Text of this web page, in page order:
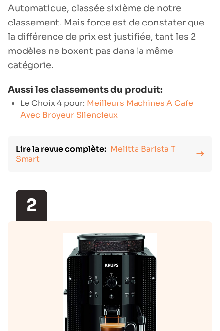
Automatique, classée sixième de notre
classement. Mais force est de constater que
la différence de prix est justifiée, tant les 2
modèles ne boxent pas dans la même
catégorie.
Aussi les classements du produit:
Le Choix 4 pour: Meilleurs Machines A Cafe
Avec Broyeur Silencieux
Lire la revue complète: Melitta Barista T
Smart
2